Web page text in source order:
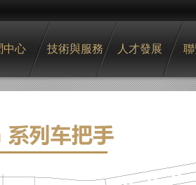
中心 技術與服務 人才發展